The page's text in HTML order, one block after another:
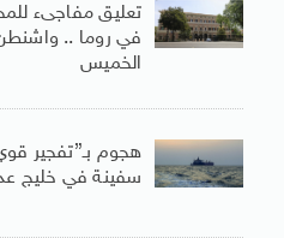
تعليق مفاجىء
في روما ..
الخميس
هجوم بـ”تفجير
سفينة في خليج